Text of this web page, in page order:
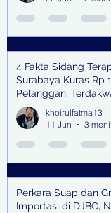
4 Fakta Sidang
Surabaya Kuras Rp
Pelanggan,
oleh Keterangan
khoirulfatma13
11 Jun
3
Perkara Suap dan
Importasi di DJBC,